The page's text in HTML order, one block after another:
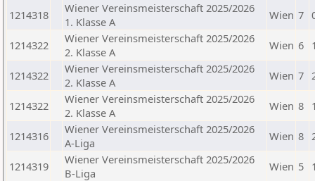
1214318
Wiener Vereinsmeisterschaft 2025/2026
1. Klasse A
Wien 7
1214322
Wiener Vereinsmeisterschaft 2025/2026
2. Klasse A
Wien 6
1214322
Wiener Vereinsmeisterschaft 2025/2026
2. Klasse A
Wien 7
1214322
Wiener Vereinsmeisterschaft 2025/2026
2. Klasse A
Wien 8
1214316
Wiener Vereinsmeisterschaft 2025/2026
A-Liga
Wien 8
1214319
Wiener Vereinsmeisterschaft 2025/2026
B-Liga
Wien 5